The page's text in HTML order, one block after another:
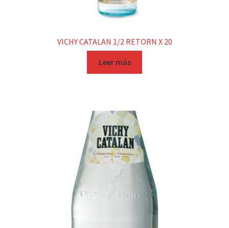
VICHY CATALAN 1/2 RETORN X 20
Leer más